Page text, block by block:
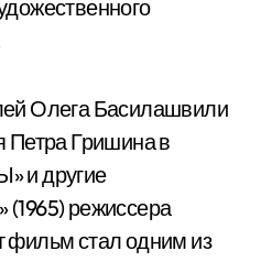
Олега Басилашвили
Петра Гришина в
и другие
режиссера
фильм стал одним из